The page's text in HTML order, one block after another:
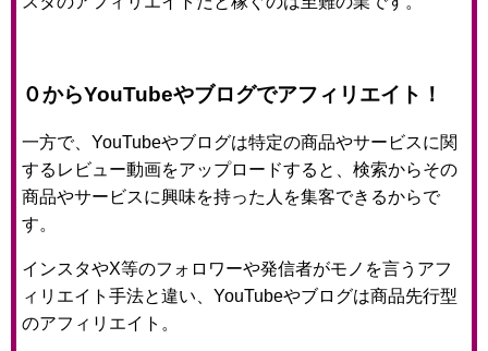
０からYouTubeやブログでアフィリエイト！
一方で、YouTubeやブログは特定の商品やサービスに関
するレビュー動画をアップロードすると、検索からその
商品やサービスに興味を持った人を集客できるからで
す。
インスタやX等のフォロワーや発信者がモノを言うアフ
ィリエイト手法と違い、YouTubeやブログは商品先行型
のアフィリエイト。